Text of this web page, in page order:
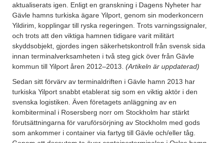
aktualiserats igen. Enligt en granskning i Dagens Nyheter har
Gävle hamns turkiska ägare Yilport, genom sin moderkoncern
Yildirim, kopplingar till ryska regeringen. Trots varningssignaler,
och trots att den viktiga hamnen tidigare varit militärt
skyddsobjekt, gjordes ingen säkerhetskontroll från svensk sida
innan terminalverksamheten i två steg gick över från Gävle
kommun till Yilport åren 2012–2013. (Artikeln är uppdaterad)
Sedan sitt förvärv av terminaldriften i Gävle hamn 2013 har
turkiska Yilport snabbt etablerat sig som en viktig aktör i den
svenska logistiken. Även företagets anläggning av en
kombiterminal i Rosersberg norr om Stockholm har stärkt
förutsättningarna för varuförsörjning av Stockholm med gods
som ankommer i container via fartyg till Gävle och/eller tåg.